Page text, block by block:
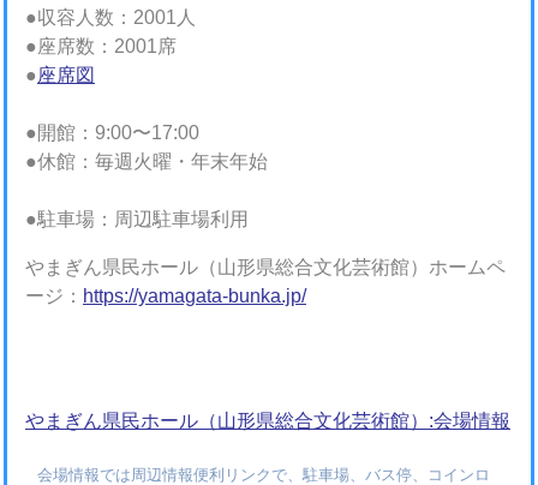
●収容人数：2001人
●座席数：2001席
●座席図
●開館：9:00〜17:00
●休館：毎週火曜・年末年始
●駐車場：周辺駐車場利用
やまぎん県民ホール（山形県総合文化芸術館）ホームペ
ージ： https://yamagata-bunka.jp/
やまぎん県民ホール（山形県総合文化芸術館）:会場情報
会場情報では周辺情報便利リンクで、駐車場、バス停、コインロ